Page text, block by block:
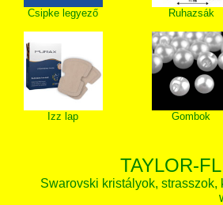
Csipke legyező Ruhazsák
Izz lap Gombok
TAYLOR-
Swarovski kristályok,